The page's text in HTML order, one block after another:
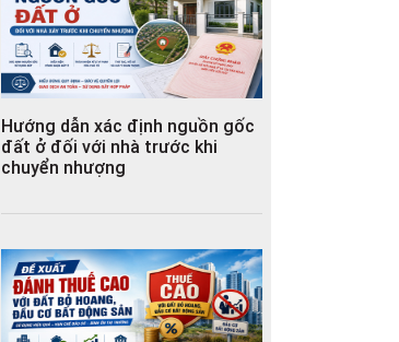
Hướng dẫn xác định nguồn gốc
đất ở đối với nhà trước khi
chuyển nhượng